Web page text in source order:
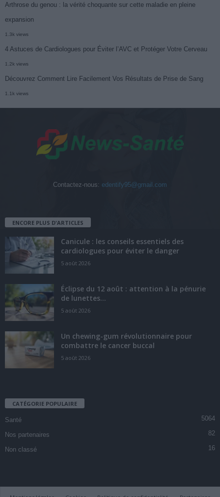
Arthrose du genou : la vérité choquante sur cette maladie en pleine
expansion
1.3k views
4 Astuces de Cardiologues pour Éviter l’AVC et Protéger Votre Cerveau
1.2k views
Découvrez Comment Lire Facilement Vos Résultats de Prise de Sang
1.1k views
Contactez-nous: edentify95@gmail.com
ENCORE PLUS D'ARTICLES
Canicule : les conseils essentiels des
cardiologues pour éviter le danger
5 août 2026
Éclipse du 12 août : attention à la pénurie
de lunettes...
5 août 2026
Un chewing-gum révolutionnaire pour
combattre le cancer buccal
5 août 2026
CATÉGORIE POPULAIRE
Santé 5064
Nos partenaires 82
Non classé 16